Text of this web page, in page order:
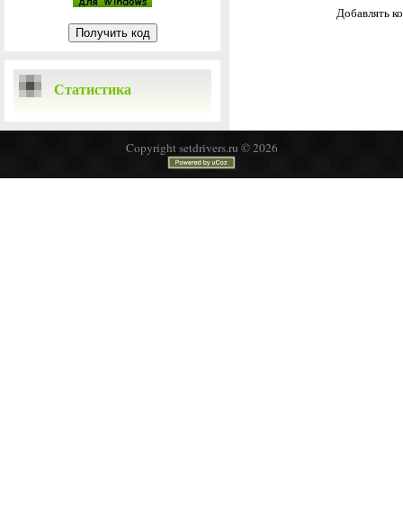
Статистика
Добавлять
Copyright setdrivers.ru © 2026